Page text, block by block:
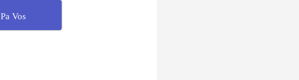
Pa Vos